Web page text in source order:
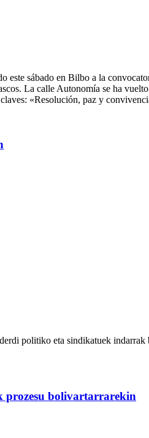
este sábado en Bilbo a la
La calle Autonomía se ha vuelto
«Resolución, paz y
politiko eta sindikatuek indarrak
prozesu bolivartarrarekin